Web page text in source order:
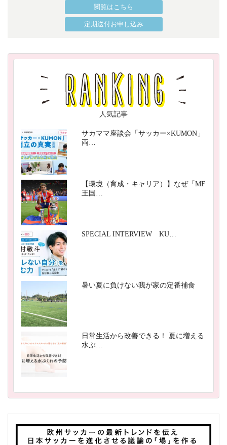
閲覧はこちら
定期送付お申し込み
人気記事
サカママ座談会「サッカー×KUMON」
両…
【環境（育成・キャリア）】なぜ「MF
王国…
SPECIAL INTERVIEW KU…
暑い夏に負けない我が家の定番補食
日常生活から改善できる！ 夏に増える
水ぶ…